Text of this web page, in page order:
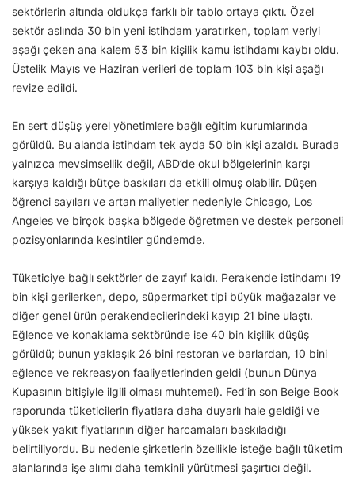
sektörlerin altında oldukça farklı bir tablo ortaya çıktı. Özel
sektör aslında 30 bin yeni istihdam yaratırken, toplam veriyi
aşağı çeken ana kalem 53 bin kişilik kamu istihdamı kaybı oldu.
Üstelik Mayıs ve Haziran verileri de toplam 103 bin kişi aşağı
revize edildi.
En sert düşüş yerel yönetimlere bağlı eğitim kurumlarında
görüldü. Bu alanda istihdam tek ayda 50 bin kişi azaldı. Burada
yalnızca mevsimsellik değil, ABD’de okul bölgelerinin karşı
karşıya kaldığı bütçe baskıları da etkili olmuş olabilir. Düşen
öğrenci sayıları ve artan maliyetler nedeniyle Chicago, Los
Angeles ve birçok başka bölgede öğretmen ve destek personeli
pozisyonlarında kesintiler gündemde.
Tüketiciye bağlı sektörler de zayıf kaldı. Perakende istihdamı 19
bin kişi gerilerken, depo, süpermarket tipi büyük mağazalar ve
diğer genel ürün perakendecilerindeki kayıp 21 bine ulaştı.
Eğlence ve konaklama sektöründe ise 40 bin kişilik düşüş
görüldü; bunun yaklaşık 26 bini restoran ve barlardan, 10 bini
eğlence ve rekreasyon faaliyetlerinden geldi (bunun Dünya
Kupasının bitişiyle ilgili olması muhtemel). Fed’in son Beige Book
raporunda tüketicilerin fiyatlara daha duyarlı hale geldiği ve
yüksek yakıt fiyatlarının diğer harcamaları baskıladığı
belirtiliyordu. Bu nedenle şirketlerin özellikle isteğe bağlı tüketim
alanlarında işe alımı daha temkinli yürütmesi şaşırtıcı değil.